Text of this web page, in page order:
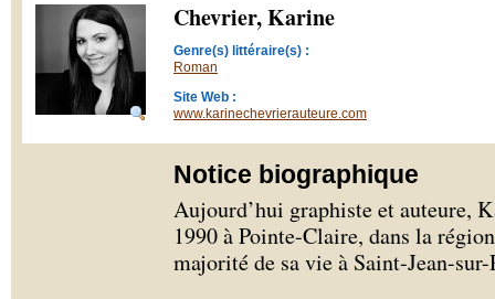
Chevrier, Karine
Genre(s) littéraire(s) :
Roman
Site Web :
www.karinechevrierauteure.com
Notice biographique
Aujourd’hui graphiste et auteure,
1990 à Pointe-Claire, dans la
majorité de sa vie à Saint-Jean-